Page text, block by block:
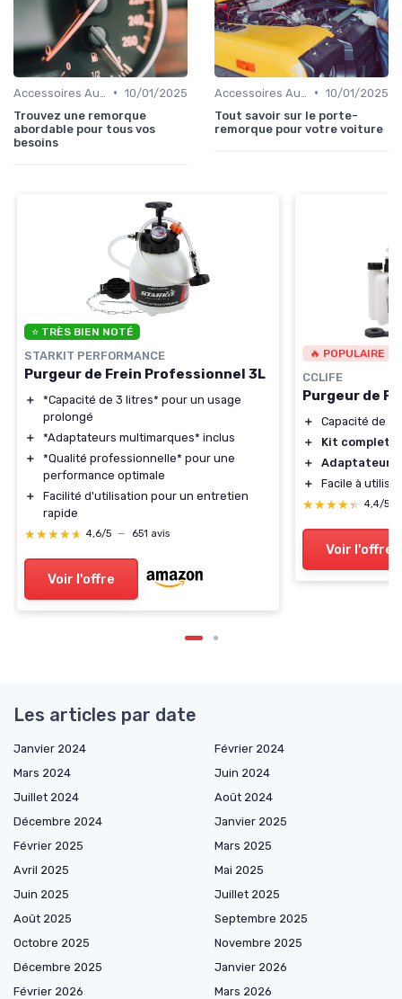
• 10/01/2025
Trouvez une remorque
abordable pour tous vos
besoins
• 10/01/2025
Tout savoir sur le porte-
remorque pour votre voiture
⭐ TRÈS BIEN NOTÉ
STARKIT PERFORMANCE
Purgeur de Frein Professionnel 3L
＋
*Capacité de 3 litres* pour un usage
prolongé
＋
*Adaptateurs multimarques* inclus
＋
*Qualité professionnelle* pour une
performance optimale
＋
Facilité d'utilisation pour un entretien
rapide
★★★★★
★★★★★ 4,6/5 — 651 avis
Voir l'offre
🔥 POPULAIRE
CCLIFE
Purgeur de
＋ Capacité de
＋
Kit complet
＋
Adaptateur
＋
Facile à
★★★★★
★★★★★ 4,4/5
Voir l'offre
Les articles par date
Janvier 2024
Février 2024
Mars 2024
Juin 2024
Juillet 2024
Août 2024
Décembre 2024
Janvier 2025
Février 2025
Mars 2025
Avril 2025
Mai 2025
Juin 2025
Juillet 2025
Août 2025
Septembre 2025
Octobre 2025
Novembre 2025
Décembre 2025
Janvier 2026
Février 2026
Mars 2026